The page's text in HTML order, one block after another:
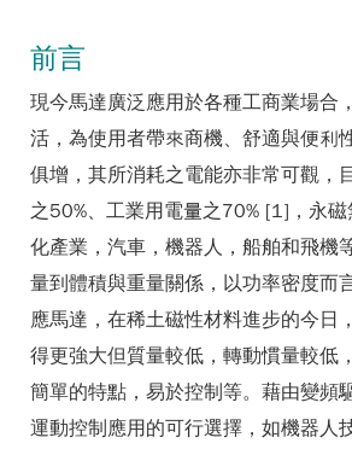
前言
現今馬達廣泛應用於各種工商業場合
活，為使用者帶來商機、舒適與便利
俱增，其所消耗之電能亦非常可觀，
之50%、工業用電量之70% [1]，永
化產業，汽車，機器人，船舶和飛機
量到體積與重量關係，以功率密度而
應馬達，在稀土磁性材料進步的今日
得更強大但質量較低，轉動慣量較低
簡單的特點，易於控制等。藉由變頻
運動控制應用的可行選擇，如機器人